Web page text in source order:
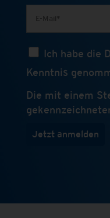
Ich habe die
Kenntnis
Die mit einem
Jetzt anmelden